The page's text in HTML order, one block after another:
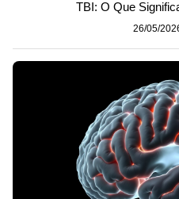
TBI: O Que
26/05/